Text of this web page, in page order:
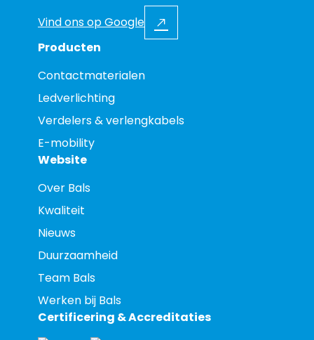
Vind ons op Google
Producten
Contactmaterialen
Ledverlichting
Verdelers & verlengkabels
E-mobility
Website
Over Bals
Kwaliteit
Nieuws
Duurzaamheid
Team Bals
Werken bij Bals
Certificering & Accreditaties